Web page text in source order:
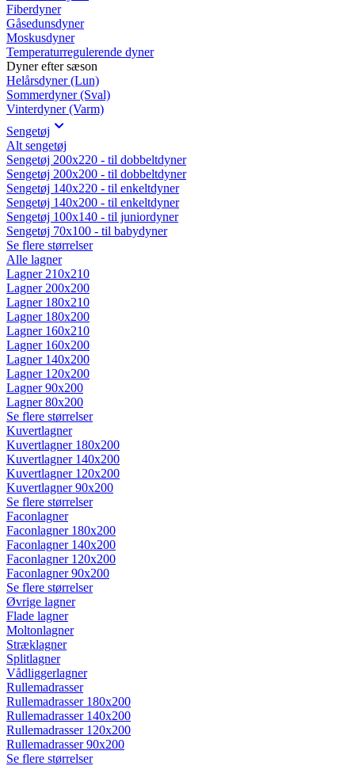
Fiberdyner
Gåsedunsdyner
Moskusdyner
Temperaturregulerende dyner
Dyner efter sæson
Helårsdyner (Lun)
Sommerdyner (Sval)
Vinterdyner (Varm)
Sengetøj
Alt sengetøj
Sengetøj 200x220 - til dobbeltdyner
Sengetøj 200x200 - til dobbeltdyner
Sengetøj 140x220 - til enkeltdyner
Sengetøj 140x200 - til enkeltdyner
Sengetøj 100x140 - til juniordyner
Sengetøj 70x100 - til babydyner
Se flere størrelser
Alle lagner
Lagner 210x210
Lagner 200x200
Lagner 180x210
Lagner 180x200
Lagner 160x210
Lagner 160x200
Lagner 140x200
Lagner 120x200
Lagner 90x200
Lagner 80x200
Se flere størrelser
Kuvertlagner
Kuvertlagner 180x200
Kuvertlagner 140x200
Kuvertlagner 120x200
Kuvertlagner 90x200
Se flere størrelser
Faconlagner
Faconlagner 180x200
Faconlagner 140x200
Faconlagner 120x200
Faconlagner 90x200
Se flere størrelser
Øvrige lagner
Flade lagner
Moltonlagner
Stræklagner
Splitlagner
Vådliggerlagner
Rullemadrasser
Rullemadrasser 180x200
Rullemadrasser 140x200
Rullemadrasser 120x200
Rullemadrasser 90x200
Se flere størrelser